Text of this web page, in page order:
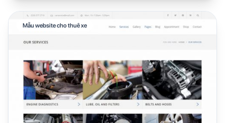
Mẫu website cho thuê xe